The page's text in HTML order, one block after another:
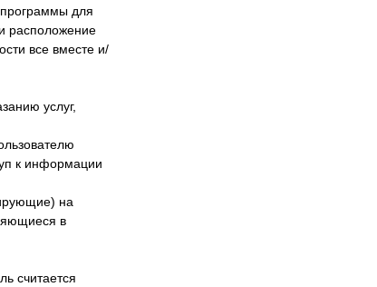
для
расположение
все вместе и/
услуг,
к информации
на
в
считается